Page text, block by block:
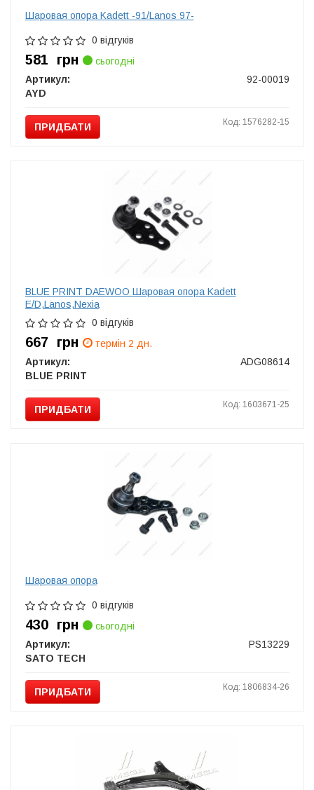
Шаровая опора Kadett -91/Lanos 97-
0 відгуків
581 грн
сьогодні
Артикул:
92-00019
AYD
ПРИДБАТИ Код: 1576282-15
BLUE PRINT DAEWOO Шаровая опора Kadett
E/D,Lanos,Nexia
0 відгуків
667 грн
термін 2 дн.
Артикул:
ADG08614
BLUE PRINT
ПРИДБАТИ Код: 1603671-25
Шаровая опора
0 відгуків
430 грн
сьогодні
Артикул:
PS13229
SATO TECH
ПРИДБАТИ Код: 1806834-26